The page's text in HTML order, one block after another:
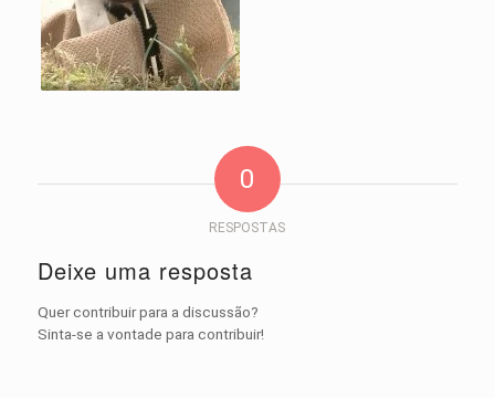
0
RESPOSTAS
Deixe uma resposta
Quer contribuir para a discussão?
Sinta-se a vontade para contribuir!